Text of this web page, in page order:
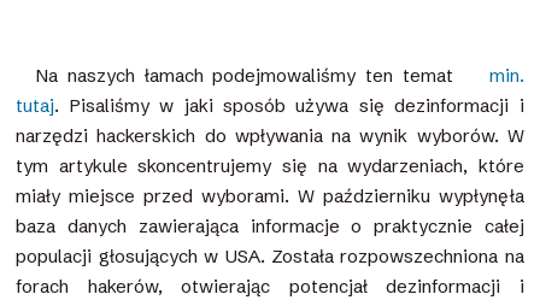
Na naszych łamach podejmowaliśmy ten temat
min.
tutaj. Pisaliśmy w jaki sposób używa się dezinformacji i
narzędzi hackerskich do wpływania na wynik wyborów. W
tym artykule skoncentrujemy się na wydarzeniach, które
miały miejsce przed wyborami. W październiku wypłynęła
baza danych zawierająca informacje o praktycznie całej
populacji głosujących w USA. Została rozpowszechniona na
forach hakerów, otwierając potencjał dezinformacji i